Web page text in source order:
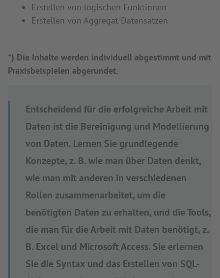
Erstellen von logischen Funktionen
Erstellen von Aggregat-Datensätzen
*) Die Inhalte werden individuell abgestimmt und mit
Praxisbeispielen abgerundet.
Entscheidend für die erfolgreiche Arbeit mit
Daten ist die Bereinigung und Modellierung
von Daten. Lernen Sie grundlegende
Konzepte, z. B. wie man über Daten denkt,
wie man mit anderen in verschiedenen
Rollen zusammenarbeitet, um die
benötigten Daten zu erhalten, und die Tools,
die man für die Arbeit mit Daten benötigt, z.
B. Excel und Microsoft Access. Sie erlernen
Sie die Syntax und das Erstellen von SQL-